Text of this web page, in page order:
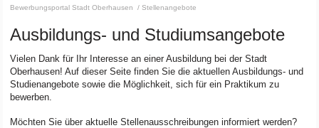
Bewerbungsportal Stadt Oberhausen / Stellenangebote
Ausbildungs- und Studiumsangebote
Vielen Dank für Ihr Interesse an einer Ausbildung bei der Stadt
Oberhausen! Auf dieser Seite finden Sie die aktuellen Ausbildungs- und
Studienangebote sowie die Möglichkeit, sich für ein Praktikum zu
bewerben.
Möchten Sie über aktuelle Stellenausschreibungen informiert werden?